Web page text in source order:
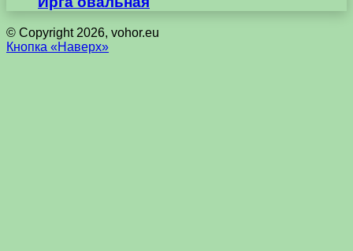
© Copyright 2026, vohor.eu
Кнопка «Наверх»